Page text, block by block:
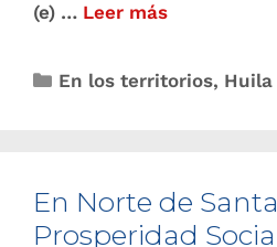
(e) … Leer más
En los territorios, Huila
En Norte de
Prosperidad